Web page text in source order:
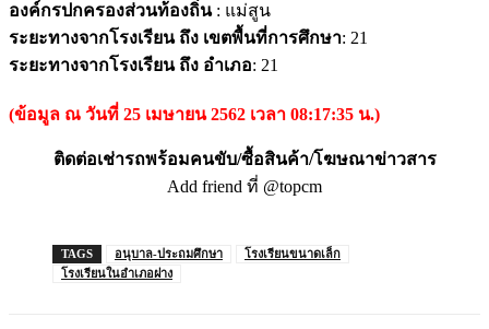
องค์กรปกครองส่วนท้องถิ่น: แม่สูน
ระยะทางจากโรงเรียน ถึง เขตพื้นที่การศึกษา: 21
ระยะทางจากโรงเรียน ถึง อำเภอ: 21
(ข้อมูล ณ วันที่ 25 เมษายน 2562 เวลา 08:17:35 น.)
ติดต่อเช่ารถพร้อมคนขับ/ซื้อสินค้า/โฆษณาข่าวสาร
Add friend ที่ @topcm
TAGS อนุบาล-ประถมศึกษา
โรงเรียนขนาดเล็ก
โรงเรียนในอำเภอฝาง